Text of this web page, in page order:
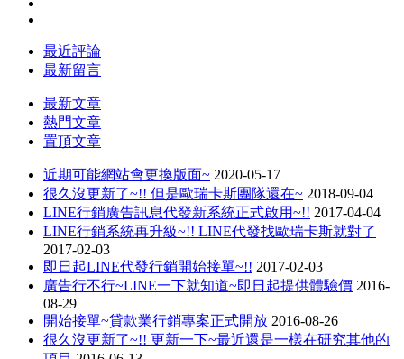
最近評論
最新留言
最新文章
熱門文章
置頂文章
近期可能網站會更換版面~ 2020-05-17
很久沒更新了~!! 但是歐瑞卡斯團隊還在~ 2018-09-04
LINE行銷廣告訊息代發新系統正式啟用~!! 2017-04-04
LINE行銷系統再升級~!! LINE代發找歐瑞卡斯就對了
2017-02-03
即日起LINE代發行銷開始接單~!! 2017-02-03
廣告行不行~LINE一下就知道~即日起提供體驗價 2016-
08-29
開始接單~貸款業行銷專案正式開放 2016-08-26
很久沒更新了~!! 更新一下~最近還是一樣在研究其他的